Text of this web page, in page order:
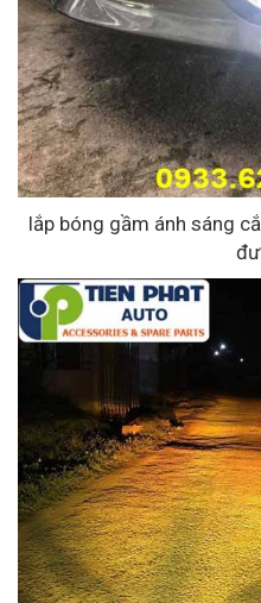
lắp bóng gầm ánh sáng